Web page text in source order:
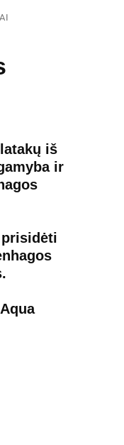
iš
ir
prisidėti